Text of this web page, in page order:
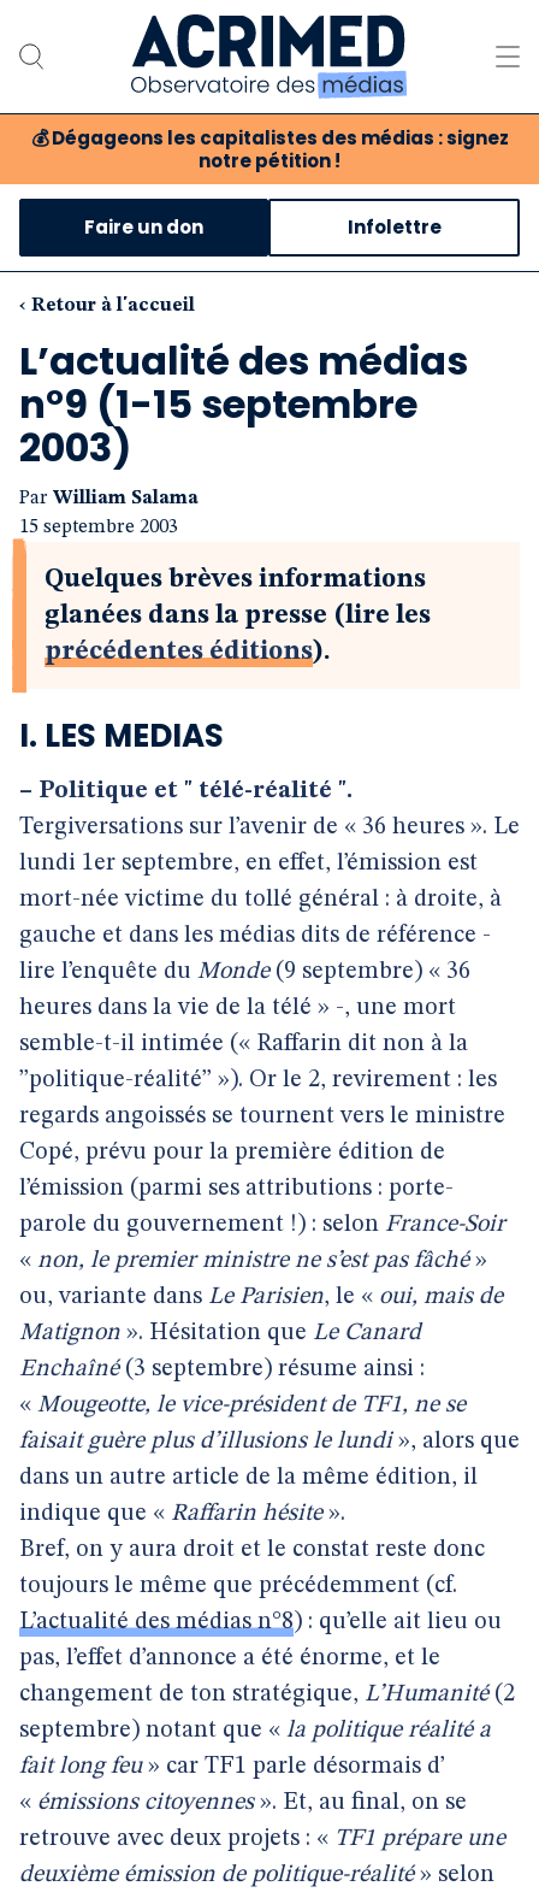
💰 Dégageons les capitalistes des médias : signez
notre pétition !
Notre association
Notre critique des médias
Nos propositions
Notre revue
Boutique
Faire un don Infolettre
‹ Retour à l'accueil
L’actualité des médias
n°9 (1-15 septembre
2003)
Par William Salama
15 septembre 2003
Quelques brèves informations
glanées dans la presse (lire les
précédentes éditions).
I. LES MEDIAS
– Politique et " télé-réalité ".
Tergiversations sur l’avenir de « 36 heures ». Le
lundi 1er septembre, en effet, l’émission est
mort-née victime du tollé général : à droite, à
gauche et dans les médias dits de référence -
lire l’enquête du Monde(9 septembre) « 36
heures dans la vie de la télé » -, une mort
semble-t-il intimée (« Raffarin dit non à la
’’politique-réalité’’ »). Or le 2, revirement : les
regards angoissés se tournent vers le ministre
Copé, prévu pour la première édition de
l’émission (parmi ses attributions : porte-
parole du gouvernement !) : selon France-Soir
« non, le premier ministre ne s’est pas fâché»
ou, variante dans Le Parisien, le « oui, mais de
Matignon ». Hésitation que Le Canard
Enchaîné(3 septembre) résume ainsi :
« Mougeotte, le vice-président de TF1, ne se
faisait guère plus d’illusions le lundi», alors que
dans un autre article de la même édition, il
indique que « Raffarin hésite».
Bref, on y aura droit et le constat reste donc
toujours le même que précédemment (cf.
L’actualité des médias n°8) : qu’elle ait lieu ou
pas, l’effet d’annonce a été énorme, et le
changement de ton stratégique, L’Humanité (2
septembre) notant que « la politique réalité a
fait long feu» car TF1 parle désormais d’
« émissions citoyennes». Et, au final, on se
retrouve avec deux projets : « TF1 prépare une
deuxième émission de politique-réalité» selon